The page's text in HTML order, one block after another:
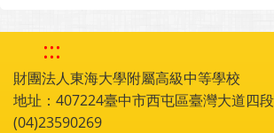
:::
財團法人東海大學附屬高級中等學校
地址：407224臺中市西屯區臺灣大道四
(04)23590269